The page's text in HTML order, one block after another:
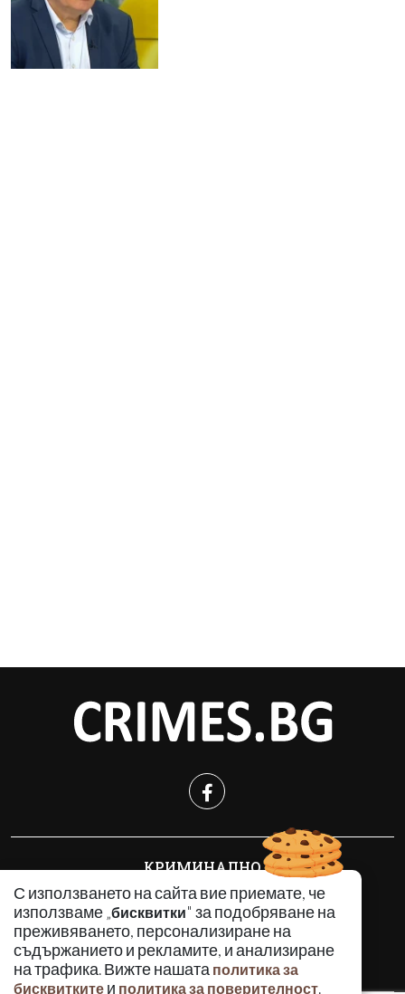
С използването на сайта вие приемате, че
използваме „бисквитки" за подобряване на
преживяването, персонализиране на
съдържанието и рекламите, и анализиране
на трафика. Вижте нашата политика за
бисквитките и политика за поверителност.
КРИМИНАЛНО
ИНЦИДЕНТИ
АНАЛИЗИ
ПО СВЕТА
ВОДЕЩИ ТЕМИ